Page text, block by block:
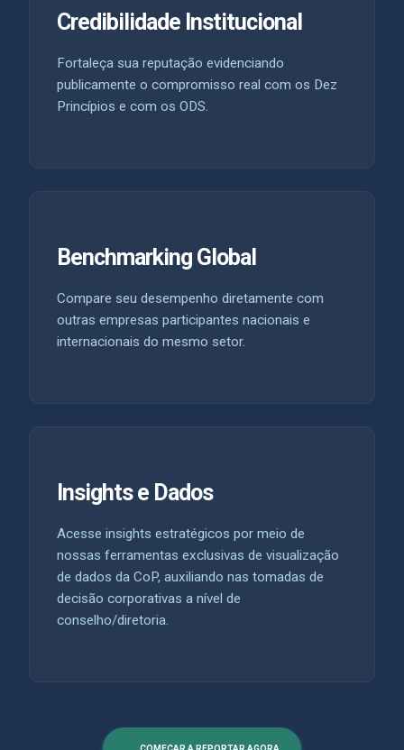
Credibilidade Institucional
Fortaleça sua reputação evidenciando
publicamente o compromisso real com os Dez
Princípios e com os ODS.
Benchmarking Global
Compare seu desempenho diretamente com
outras empresas participantes nacionais e
internacionais do mesmo setor.
Insights e Dados
Acesse insights estratégicos por meio de
nossas ferramentas exclusivas de visualização
de dados da CoP, auxiliando nas tomadas de
decisão corporativas a nível de
conselho/diretoria.